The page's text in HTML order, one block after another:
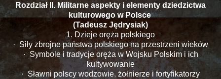
Rozdział II. Militarne aspekty i elementy dziedzictwa
kulturowego w Polsce
(Tadeusz Jędrysiak)
1. Dzieje oręża polskiego
· Siły zbrojne państwa polskiego na przestrzeni wieków
· Symbole i tradycje oręża w Wojsku Polskim i ich
kultywowanie
· Sławni polscy wodzowie, żołnierze i fortyfikatorzy